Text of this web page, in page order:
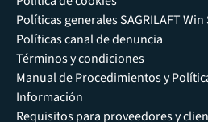
Políticas generales SAGRILAFT
Políticas canal de denuncia
Términos y condiciones
Manual de Procedimientos y
Información
Requisitos para proveedores y